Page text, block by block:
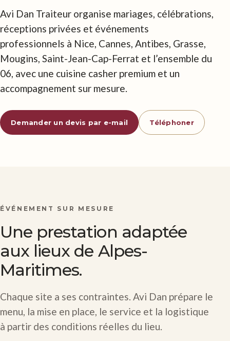
Avi Dan Traiteur organise mariages, célébrations,
réceptions privées et événements
professionnels à Nice, Cannes, Antibes, Grasse,
Mougins, Saint-Jean-Cap-Ferrat et l’ensemble du
06, avec une cuisine casher premium et un
accompagnement sur mesure.
Demander un devis par e-mail Téléphoner
ÉVÉNEMENT SUR MESURE
Une prestation adaptée
aux lieux de Alpes-
Maritimes.
Chaque site a ses contraintes. Avi Dan prépare le
menu, la mise en place, le service et la logistique
à partir des conditions réelles du lieu.